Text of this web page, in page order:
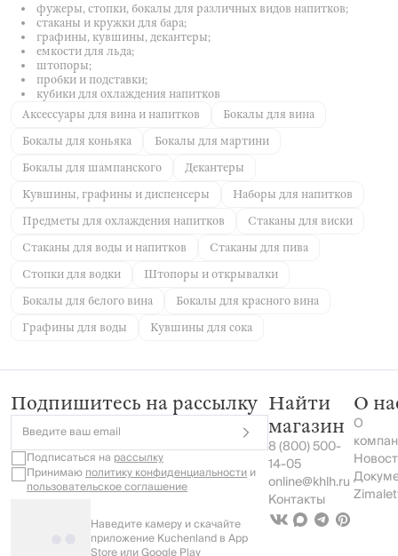
фужеры, стопки, бокалы для различных видов напитков;
стаканы и кружки для бара;
графины, кувшины, декантеры;
емкости для льда;
штопоры;
пробки и подставки;
кубики для охлаждения напитков
Аксессуары для вина и напитков
Бокалы для вина
Бокалы для коньяка
Бокалы для мартини
Бокалы для шампанского
Декантеры
Кувшины, графины и диспенсеры
Наборы для напитков
Предметы для охлаждения напитков
Стаканы для виски
Стаканы для воды и напитков
Стаканы для пива
Стопки для водки
Штопоры и открывалки
Бокалы для белого вина
Бокалы для красного вина
Графины для воды
Кувшины для сока
Подпишитесь на рассылку
Введите ваш email
Подписаться на рассылку
Принимаюполитику конфиденциальностии
пользовательское соглашение
Наведите камеру и скачайте
приложение Kuchenland в App
Найти
магазин
8 (800) 500-
14-05
online@khlh.ru
Контакты
О
О